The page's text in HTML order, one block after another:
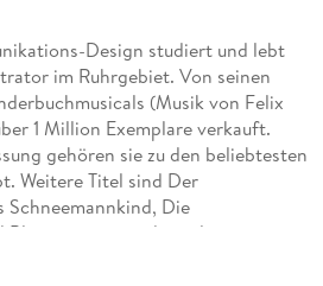
Design studiert und lebt
im Ruhrgebiet. Von seinen
(Musik von Felix
1 Million Exemplare verkauft.
gehören sie zu den beliebtesten
Weitere Titel sind Der
Schneemannkind, Die
sowie die weltweit